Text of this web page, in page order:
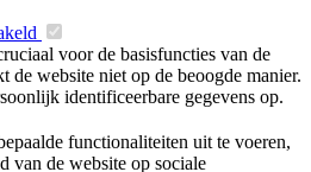
voor de basisfuncties van de
de website niet op de beoogde manier.
identificeerbare gegevens op.
functionaliteiten uit te voeren,
van de website op sociale